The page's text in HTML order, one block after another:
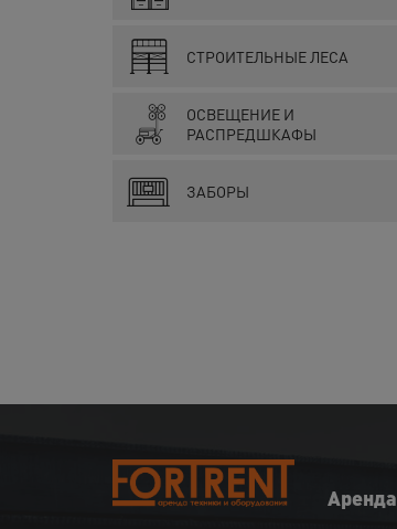
СТРОИТЕЛЬНЫЕ ЛЕСА
ОСВЕЩЕНИЕ И
РАСПРЕДШКАФЫ
ЗАБОРЫ
Аренда